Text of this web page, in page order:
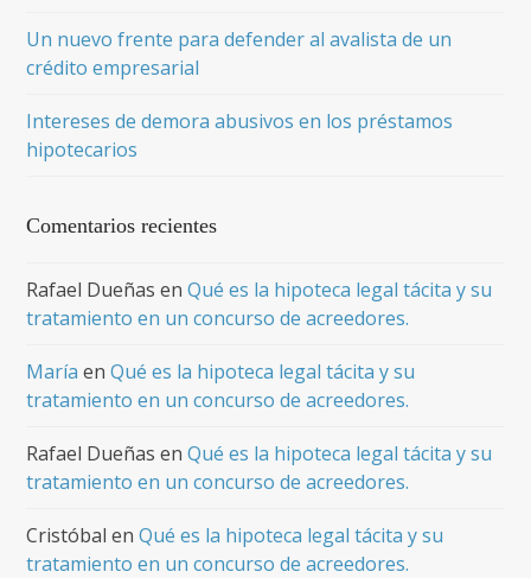
Un nuevo frente para defender al avalista de un
crédito empresarial
Intereses de demora abusivos en los préstamos
hipotecarios
Comentarios recientes
Rafael Dueñas enQué es la hipoteca legal tácita y su
tratamiento en un concurso de acreedores.
María enQué es la hipoteca legal tácita y su
tratamiento en un concurso de acreedores.
Rafael Dueñas enQué es la hipoteca legal tácita y su
tratamiento en un concurso de acreedores.
Cristóbal enQué es la hipoteca legal tácita y su
tratamiento en un concurso de acreedores.